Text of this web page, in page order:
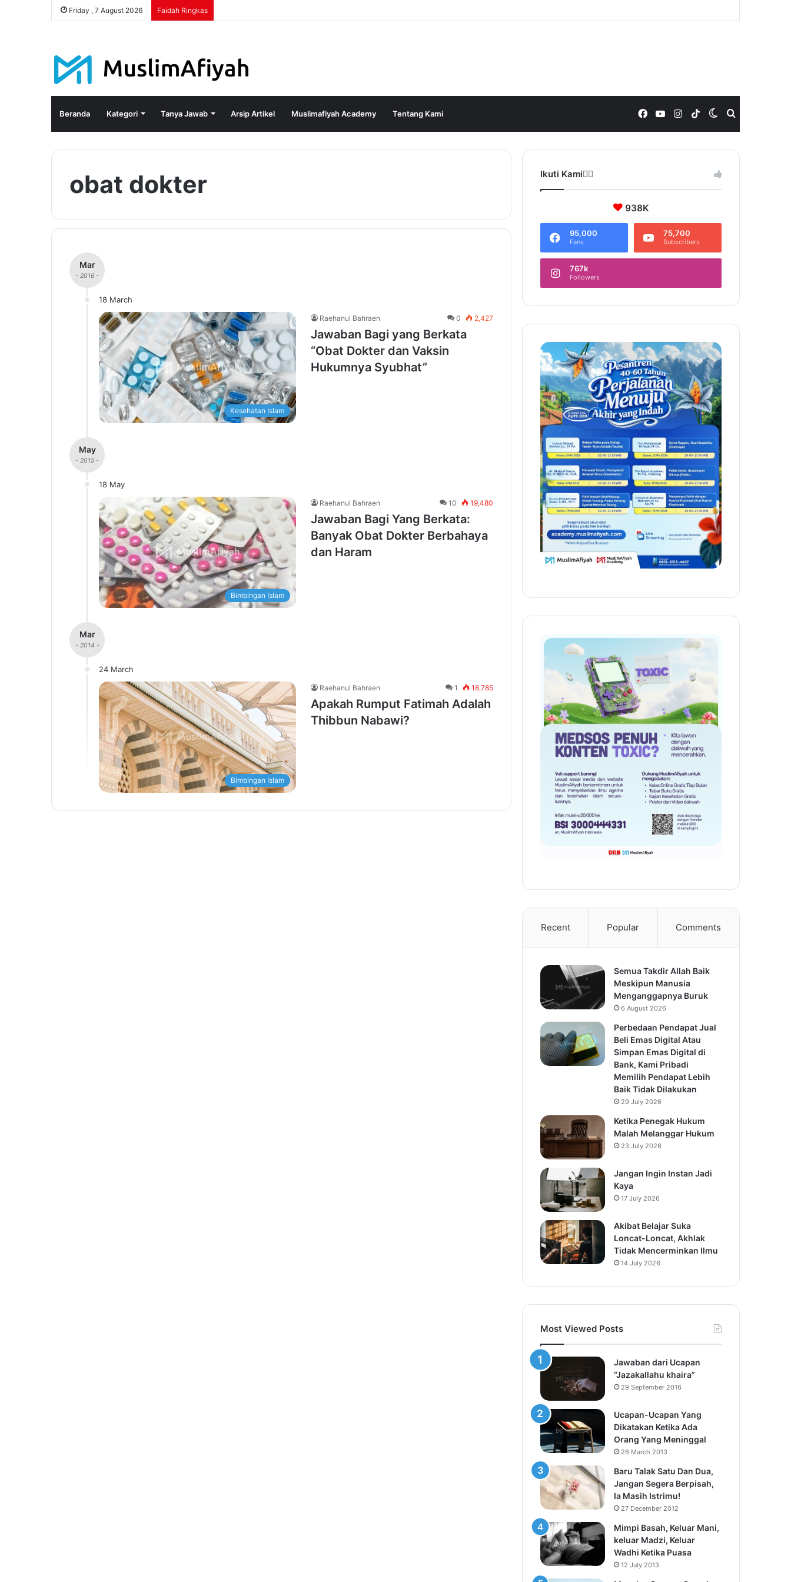
Friday , 7 August 2026 Faidah Ringkas
Beranda Kategori Tanya Jawab Arsip Artikel Muslimafiyah Academy Tentang Kami Switch
skin
TikTok
Instagram
YouTube
Facebook
obat dokter
Mar
- 2016 -
18 March
Kesehatan Islam
Raehanul Bahraen 0 2,427
Jawaban Bagi yang Berkata
“Obat Dokter dan Vaksin
Hukumnya Syubhat”
May
- 2015 -
18 May
Bimbingan Islam
Raehanul Bahraen 10 19,480
Jawaban Bagi Yang Berkata:
Banyak Obat Dokter Berbahaya
dan Haram
Mar
- 2014 -
24 March
Bimbingan Islam
Raehanul Bahraen 1 18,785
Apakah Rumput Fatimah Adalah
Thibbun Nabawi?
Ikuti Kami❤️‍🔥
938K
95,000
Fans
75,700
Subscribers
767k
Followers
Recent Popular Comments
Semua Takdir Allah Baik
Meskipun Manusia
Menganggapnya Buruk
6 August 2026
Perbedaan Pendapat Jual
Beli Emas Digital Atau
Simpan Emas Digital di
Bank, Kami Pribadi
Memilih Pendapat Lebih
Baik Tidak Dilakukan
29 July 2026
Ketika Penegak Hukum
Malah Melanggar Hukum
23 July 2026
Jangan Ingin Instan Jadi
Kaya
17 July 2026
Akibat Belajar Suka
Loncat-Loncat, Akhlak
Tidak Mencerminkan Ilmu
14 July 2026
Most Viewed Posts
Jawaban dari Ucapan
“Jazakallahu khaira”
29 September 2016
Ucapan-Ucapan Yang
Dikatakan Ketika Ada
Orang Yang Meninggal
26 March 2013
Baru Talak Satu Dan Dua,
Jangan Segera Berpisah,
Ia Masih Istrimu!
27 December 2012
Mimpi Basah, Keluar Mani,
keluar Madzi, Keluar
Wadhi Ketika Puasa
12 July 2013